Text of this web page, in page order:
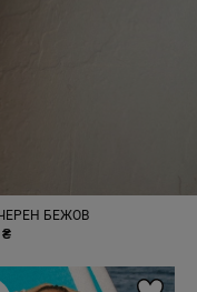
ЧЕРЕН БЕЖОВ
₴